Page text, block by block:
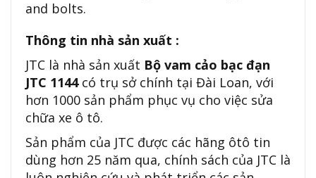
and bolts.
Thông tin nhà sản xuất :
JTC là nhà sản xuất Bộ vam cảo bạc đạn
JTC 1144có trụ sở chính tại Đài Loan, với
hơn 1000 sản phẩm phục vụ cho việc sửa
chữa xe ô tô.
Sản phẩm của JTC được các hãng ôtô tin
dùng hơn 25 năm qua, chính sách của JTC là